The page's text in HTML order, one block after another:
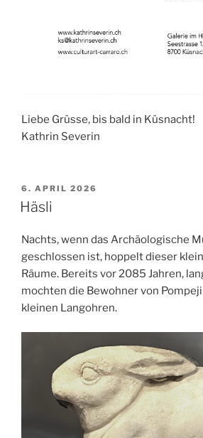
Liebe Grüsse, bis bald in Küsnacht!
Kathrin Severin
VERÖFFENTLICHT
AM
6. APRIL 2026
Häsli
Nachts, wenn das Archäologische
geschlossen ist, hoppelt dieser
Räume. Bereits vor 2085 Jahren,
mochten die Bewohner von
kleinen Langohren.